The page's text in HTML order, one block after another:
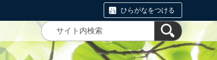
ひらがなをつける